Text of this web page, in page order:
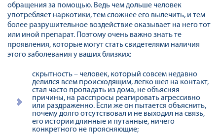
обращения за помощью. Ведь чем дольше человек
употребляет наркотики, тем сложнее его вылечить, и тем
более разрушительное воздействие оказывает на него тот
или иной препарат. Поэтому очень важно знать те
проявления, которые могут стать свидетелями наличия
этого заболевания у ваших близких:
скрытность – человек, который совсем недавно
делился всем происходящим, легко шел на контакт,
стал часто пропадать из дома, не объясняя
причины, на расспросы реагировать агрессивно
или раздраженно. Если же он пытается объяснить,
почему долго отсутствовал и не выходил на связь,
его истории длинные и путанные, ничего
конкретного не проясняющие;